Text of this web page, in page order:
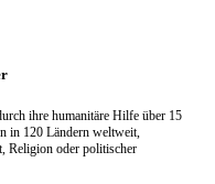
ihre humanitäre Hilfe über 15
in 120 Ländern weltweit,
Religion oder politischer